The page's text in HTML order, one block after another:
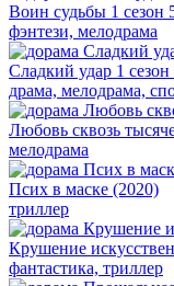
Воин судьбы 1 сезон
фэнтези, мелодрама
Сладкий удар 1 сезон
драма, мелодрама,
Любовь сквозь
мелодрама
Псих в маске (2020)
триллер
Крушение
фантастика, триллер